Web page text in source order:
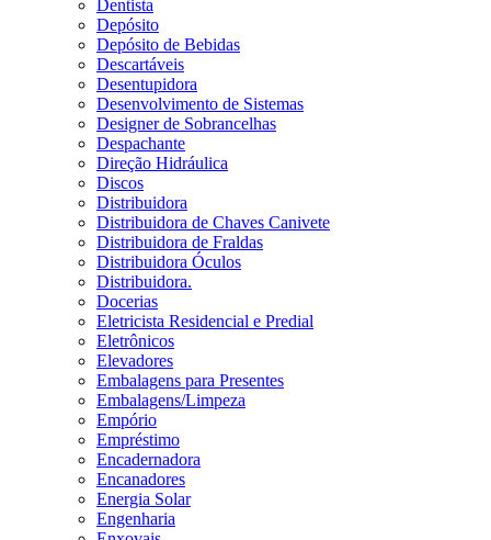
Dentista
Depósito
Depósito de Bebidas
Descartáveis
Desentupidora
Desenvolvimento de Sistemas
Designer de Sobrancelhas
Despachante
Direção Hidráulica
Discos
Distribuidora
Distribuidora de Chaves Canivete
Distribuidora de Fraldas
Distribuidora Óculos
Distribuidora.
Docerias
Eletricista Residencial e Predial
Eletrônicos
Elevadores
Embalagens para Presentes
Embalagens/Limpeza
Empório
Empréstimo
Encadernadora
Encanadores
Energia Solar
Engenharia